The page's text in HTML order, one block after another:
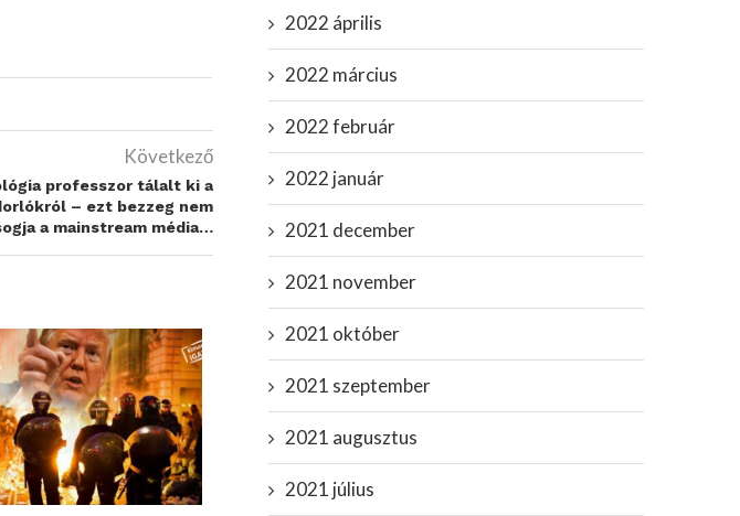
Következő
professzor tálalt ki a
– ezt bezzeg nem
a mainstream média…
2022 április
2022 március
2022 február
2022 január
2021 december
2021 november
2021 október
2021 szeptember
2021 augusztus
2021 július